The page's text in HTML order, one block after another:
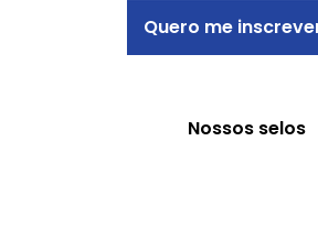
Quero me
Nossos selos